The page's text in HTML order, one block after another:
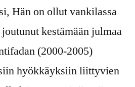
Hän on ollut vankilassa
kestämään julmaa
(2000-2005)
hyökkäyksiin liittyvien